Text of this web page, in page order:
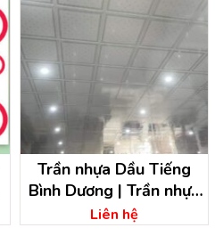
Trần nhựa Dầu Tiếng
Bình Dương | Trần nhựa
Bình Dương
Liên hệ